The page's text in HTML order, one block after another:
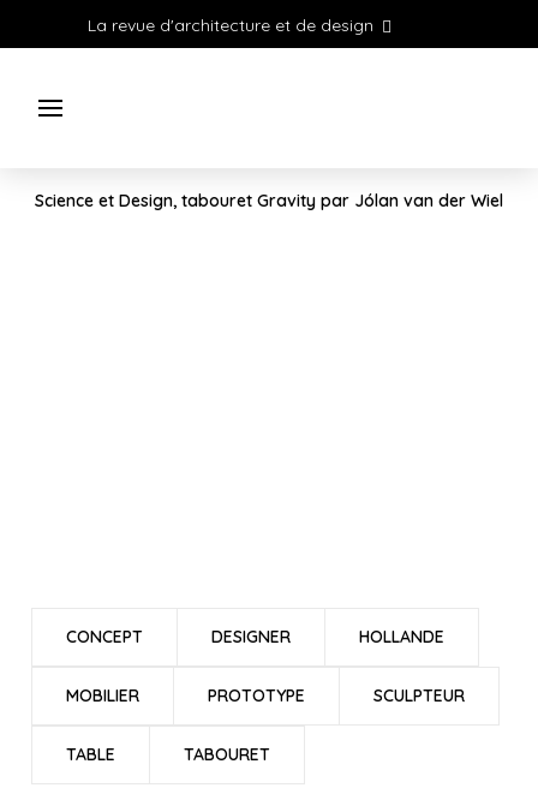
La revue d'architecture et de design
Science et Design, tabouret Gravity par Jólan van der Wiel
CONCEPT DESIGNER HOLLANDE
MOBILIER PROTOTYPE SCULPTEUR
TABLE TABOURET